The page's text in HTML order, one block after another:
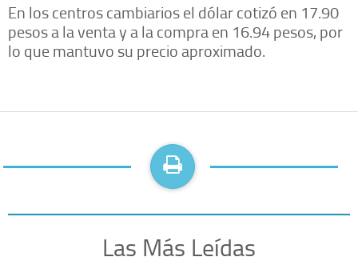
En los centros cambiarios el dólar cotizó en 17.90
pesos a la venta y a la compra en 16.94 pesos, por
lo que mantuvo su precio aproximado.
Las Más Leídas